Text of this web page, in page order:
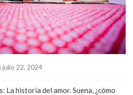
julio 22, 2024
La historia del amor. Suena, ¿cómo